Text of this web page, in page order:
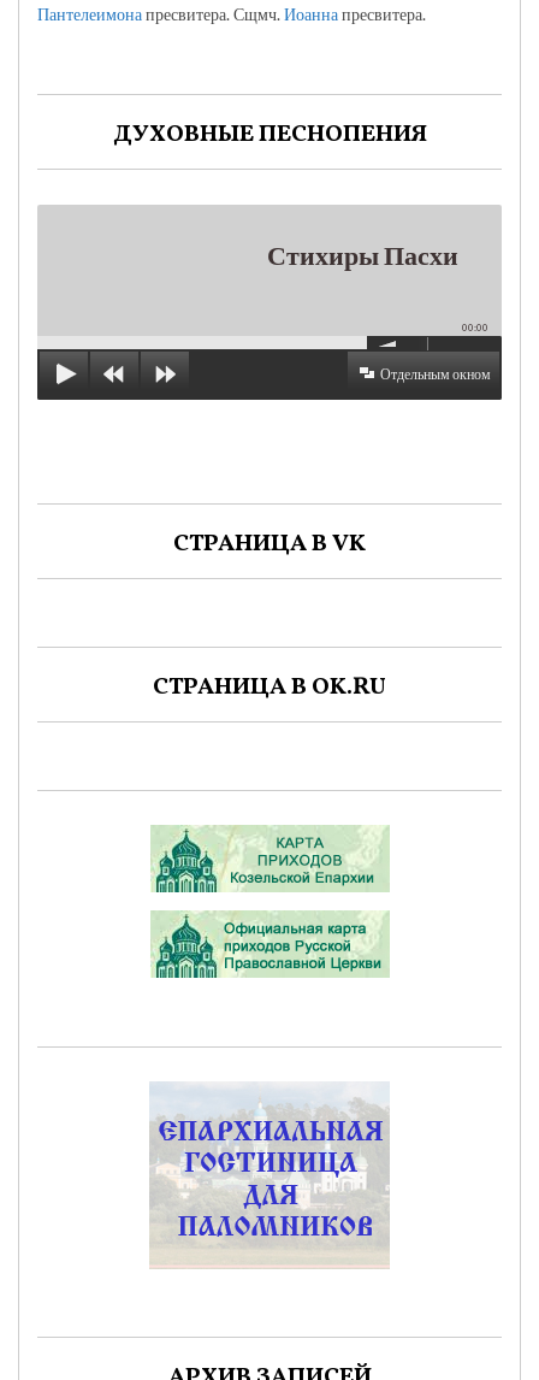
Пантелеимонапресвитера. Сщмч.Иоаннапресвитера.
ДУХОВНЫЕ ПЕСНОПЕНИЯ
Стихиры Пасхи
00:00
Отдельным окном
СТРАНИЦА В VK
СТРАНИЦА В OK.RU